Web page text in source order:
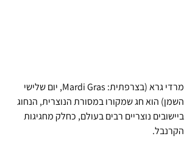
מרדי גרא (בצרפתית: Mardi Gras, יום שלישי
השמן) הוא חג שמקורו במסורת הנוצרית, הנחוג
ביישובים נוצריים רבים בעולם, כחלק מחגיגות
הקרנבל.